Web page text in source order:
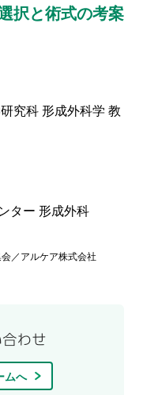
択と術式の考案
科 形成外科学 教
ー 形成外科
／アルケア株式会社
ムへ